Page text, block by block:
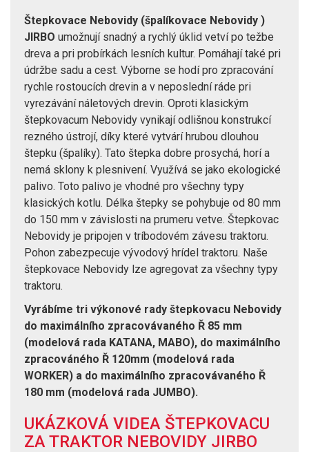
Štepkovace Nebovidy (špalíkovace Nebovidy )
JIRBO umožnují snadný a rychlý úklid vetví po težbe
dreva a pri probírkách lesních kultur. Pomáhají také pri
údržbe sadu a cest. Výborne se hodí pro zpracování
rychle rostoucích drevin a v neposlední ráde pri
vyrezávání náletových drevin. Oproti klasickým
štepkovacum Nebovidy vynikají odlišnou konstrukcí
rezného ústrojí, díky které vytvárí hrubou dlouhou
štepku (špalíky). Tato štepka dobre prosychá, horí a
nemá sklony k plesnivení. Využívá se jako ekologické
palivo. Toto palivo je vhodné pro všechny typy
klasických kotlu. Délka štepky se pohybuje od 80 mm
do 150 mm v závislosti na prumeru vetve. Štepkovac
Nebovidy je pripojen v tríbodovém závesu traktoru.
Pohon zabezpecuje vývodový hrídel traktoru. Naše
štepkovace Nebovidy lze agregovat za všechny typy
traktoru.
Vyrábíme tri výkonové rady štepkovacu Nebovidy
do maximálního zpracovávaného Ř 85 mm
(modelová rada KATANA, MABO), do maximálního
zpracováného Ř 120mm (modelová rada
WORKER) a do maximálního zpracovávaného Ř
180 mm (modelová rada JUMBO).
UKÁZKOVÁ VIDEA ŠTEPKOVACU
ZA TRAKTOR NEBOVIDY JIRBO